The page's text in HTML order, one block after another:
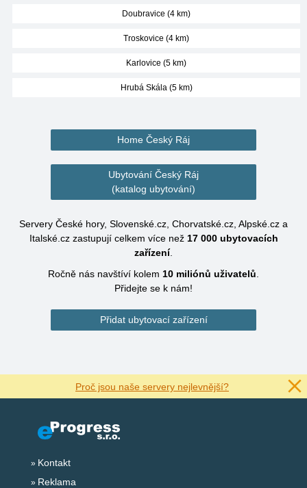
Doubravice (4 km)
Troskovice (4 km)
Karlovice (5 km)
Hrubá Skála (5 km)
Home Český Ráj
Ubytování Český Ráj
(katalog ubytování)
Servery České hory, Slovenské.cz, Chorvatské.cz, Alpské.cz a
Italské.cz zastupují celkem více než 17 000ubytovacích
zařízení.
Ročně nás navštíví kolem 10 miliónů uživatelů
Přidejte se k nám!
Přidat ubytovací zařízení
Proč jsou naše servery nejlevnější?
Kontakt
Reklama